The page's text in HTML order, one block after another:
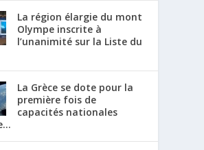
La région élargie du mont
Olympe inscrite à
l’unanimité sur la Liste du
La Grèce se dote pour la
première fois de
capacités nationales